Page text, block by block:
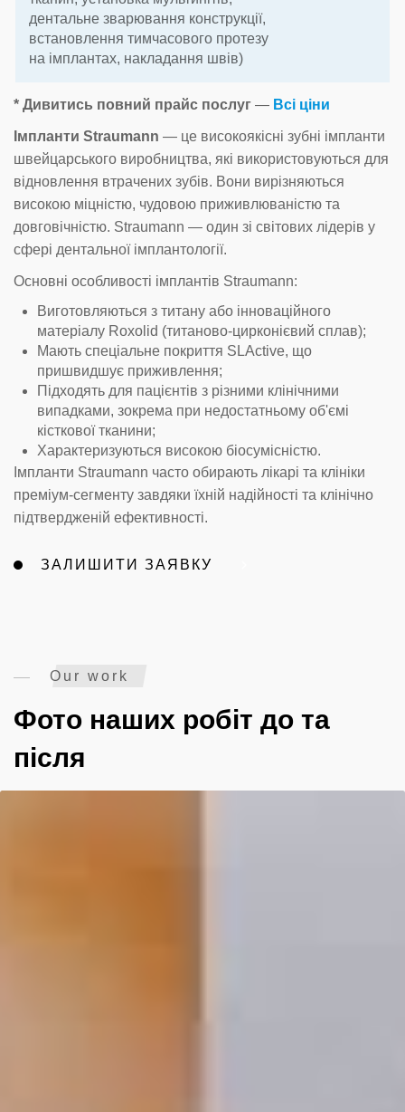
дентальне зварювання конструкції,
встановлення тимчасового протезу
на імплантах, накладання швів)
* Дивитись повний прайс послуг — Всі ціни
Імпланти Straumann — це високоякісні зубні імпланти
швейцарського виробництва, які використовуються для
відновлення втрачених зубів. Вони вирізняються
високою міцністю, чудовою приживлюваністю та
довговічністю. Straumann — один зі світових лідерів у
сфері дентальної імплантології.
Основні особливості імплантів Straumann:
Виготовляються з титану або інноваційного
матеріалу Roxolid (титаново-цирконієвий сплав);
Мають спеціальне покриття SLActive, що
пришвидшує приживлення;
Підходять для пацієнтів з різними клінічними
випадками, зокрема при недостатньому об'ємі
кісткової тканини;
Характеризуються високою біосумісністю.
Імпланти Straumann часто обирають лікарі та клініки
преміум-сегменту завдяки їхній надійності та клінічно
підтвердженій ефективності.
ЗАЛИШИТИ ЗАЯВКУ
Our work
Фото наших робіт до та
після